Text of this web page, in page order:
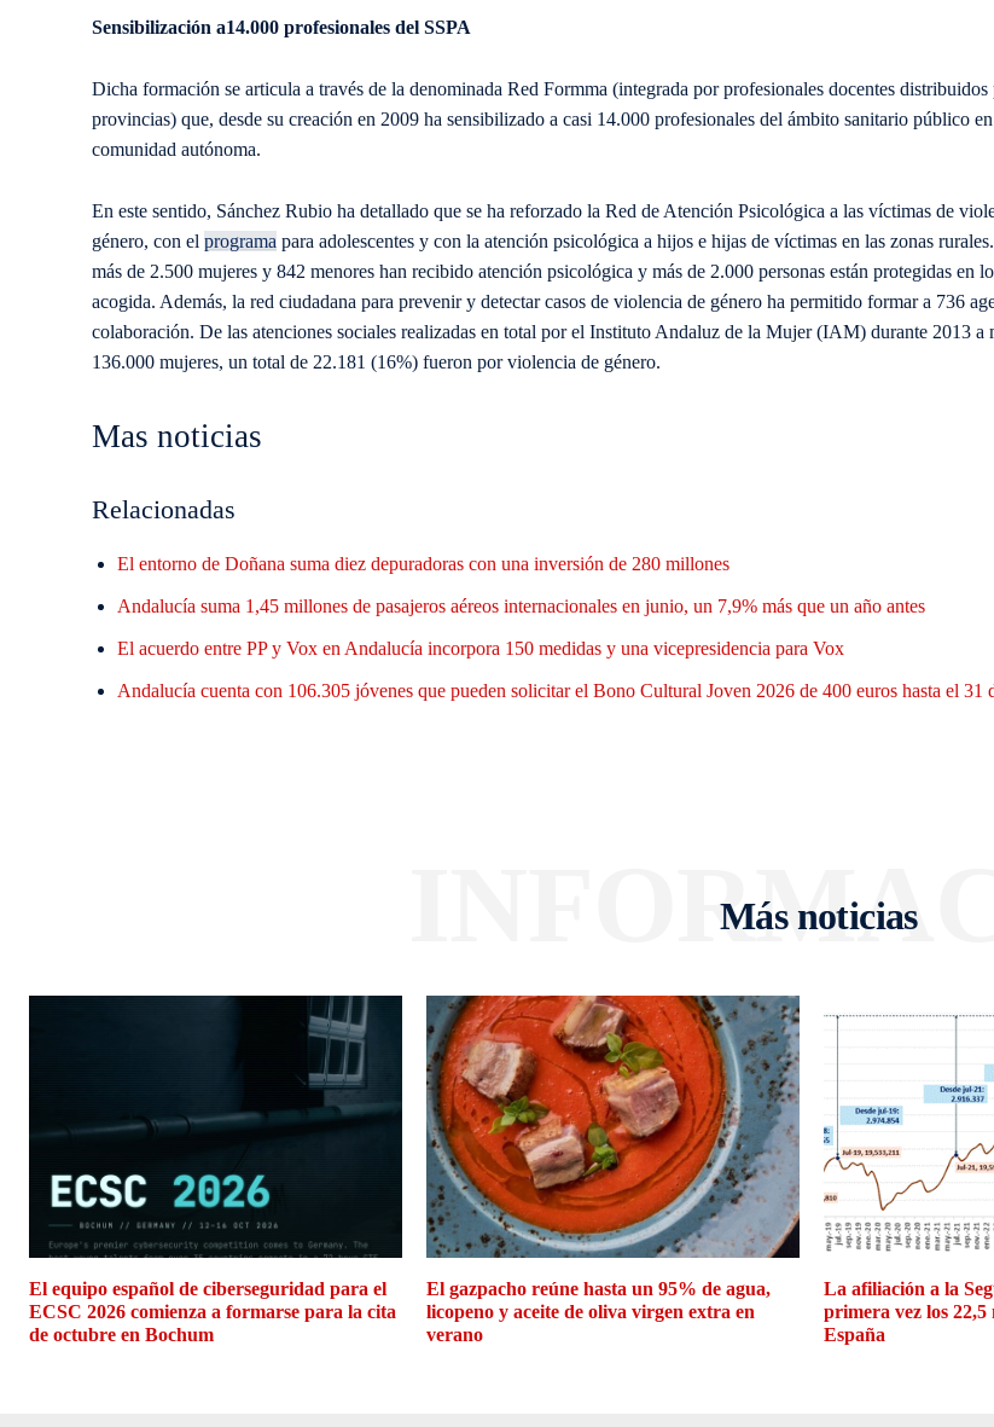
Sensibilización a14.000 profesionales del SSPA
Dicha formación se articula a través de la denominada Red Formma (integrada por profesionales docentes distribuidos
provincias) que, desde su creación en 2009 ha sensibilizado a casi 14.000 profesionales del ámbito sanitario público
comunidad autónoma.
En este sentido, Sánchez Rubio ha detallado que se ha reforzado la Red de Atención Psicológica a las víctimas de
género, con el programa para adolescentes y con la atención psicológica a hijos e hijas de víctimas en las zonas
más de 2.500 mujeres y 842 menores han recibido atención psicológica y más de 2.000 personas están protegidas en
acogida. Además, la red ciudadana para prevenir y detectar casos de violencia de género ha permitido formar a 736
colaboración. De las atenciones sociales realizadas en total por el Instituto Andaluz de la Mujer (IAM) durante 2013 a
136.000 mujeres, un total de 22.181 (16%) fueron por violencia de género.
Mas noticias
Relacionadas
El entorno de Doñana suma diez depuradoras con una inversión de 280 millones
Andalucía suma 1,45 millones de pasajeros aéreos internacionales en junio, un 7,9% más que un año antes
El acuerdo entre PP y Vox en Andalucía incorpora 150 medidas y una vicepresidencia para Vox
Andalucía cuenta con 106.305 jóvenes que pueden solicitar el Bono Cultural Joven 2026 de 400 euros hasta el 31
Más noticias
El equipo español de ciberseguridad para el
ECSC 2026 comienza a formarse para la cita
de octubre en Bochum
El gazpacho reúne hasta un 95% de agua,
licopeno y aceite de oliva virgen extra en
verano
La afiliación a la
primera vez los 22,5
España